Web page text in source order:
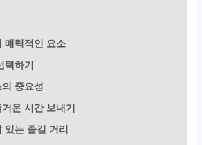
매력적인 요소
택하기
중요성
운 시간 보내기
있는 즐길 거리